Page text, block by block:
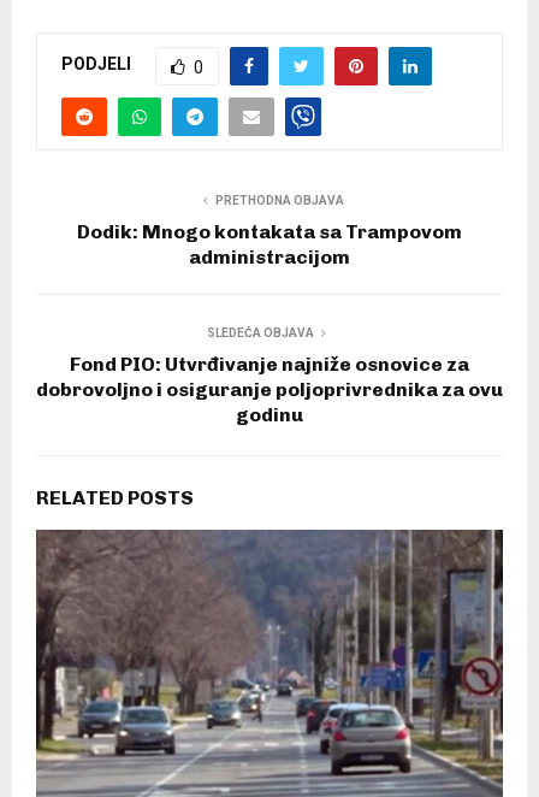
PODJELI 0
PRETHODNA OBJAVA
Dodik: Mnogo kontakata sa Trampovom
administracijom
SLEDEĆA OBJAVA
Fond PIO: Utvrđivanje najniže osnovice za
dobrovoljno i osiguranje poljoprivrednika za ovu
godinu
RELATED POSTS